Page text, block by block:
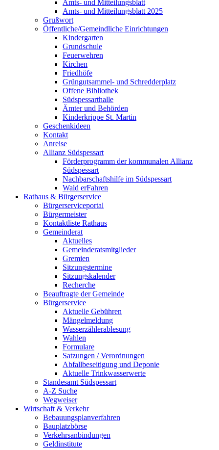
Amts- und Mitteilungsblatt
Amts- und Mitteilungsblatt 2025
Grußwort
Öffentliche/Gemeindliche Einrichtungen
Kindergarten
Grundschule
Feuerwehren
Kirchen
Friedhöfe
Grüngutsammel- und Schredderplatz
Offene Bibliothek
Südspessarthalle
Ämter und Behörden
Kinderkrippe St. Martin
Geschenkideen
Kontakt
Anreise
Allianz Südspessart
Förderprogramm der kommunalen Allianz
Südspessart
Nachbarschaftshilfe im Südspessart
Wald erFahren
Rathaus & Bürgerservice
Bürgerserviceportal
Bürgermeister
Kontaktliste Rathaus
Gemeinderat
Aktuelles
Gemeinderatsmitglieder
Gremien
Sitzungstermine
Sitzungskalender
Recherche
Beauftragte der Gemeinde
Bürgerservice
Aktuelle Gebühren
Mängelmeldung
Wasserzählerablesung
Wahlen
Formulare
Satzungen / Verordnungen
Abfallbeseitigung und Deponie
Aktuelle Trinkwasserwerte
Standesamt Südspessart
A-Z Suche
Wegweiser
Wirtschaft & Verkehr
Bebauungsplanverfahren
Bauplatzbörse
Verkehrsanbindungen
Geldinstitute